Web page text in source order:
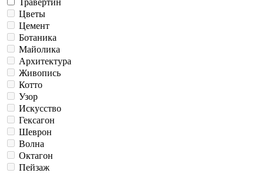
Цветы
Цемент
Ботаника
Майолика
Архитектура
Живопись
Котто
Узор
Искусство
Гексагон
Шеврон
Волна
Октагон
Пейзаж